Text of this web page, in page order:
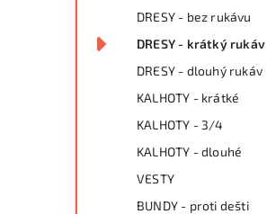
DRESY - bez rukávu
DRESY - krátký rukáv
DRESY - dlouhý rukáv
KALHOTY - krátké
KALHOTY - 3/4
KALHOTY - dlouhé
VESTY
BUNDY - proti dešti